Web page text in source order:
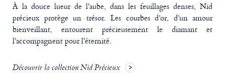
À la douce lueur de l'aube, dans les feuillages denses, Nid
précieux protège un trésor. Les courbes d’or, d’un amour
bienveillant, entourent précieusement le diamant et
l'accompagnent pour l'éternité.
Découvrir la collection Nid Précieux